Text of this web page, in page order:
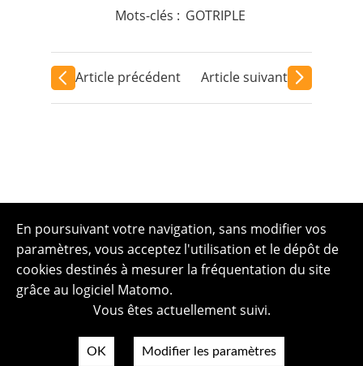
Mots-clés : GOTRIPLE
Article précédent Article suivant
En poursuivant votre navigation, sans modifier vos
paramètres, vous acceptez l'utilisation et le dépôt de
cookies destinés à mesurer la fréquentation du site
grâce au logiciel Matomo.
Vous êtes actuellement suivi.
OK Modifier les paramètres